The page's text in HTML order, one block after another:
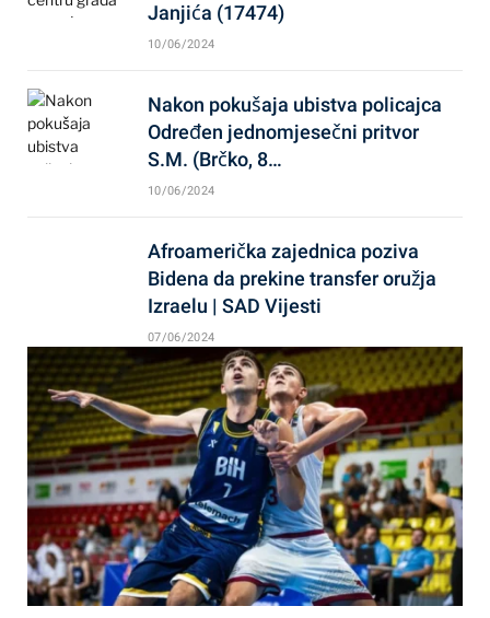
Janjića (17474)
10/06/2024
Nakon pokušaja ubistva policajca
Određen jednomjesečni pritvor
S.M. (Brčko, 8…
10/06/2024
Afroamerička zajednica poziva
Bidena da prekine transfer oružja
Izraelu | SAD Vijesti
07/06/2024